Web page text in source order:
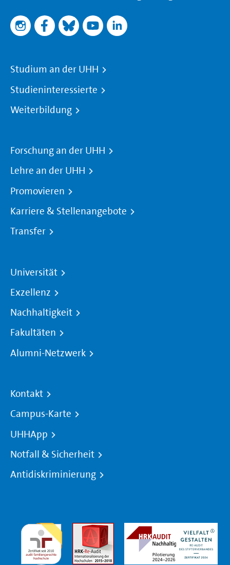
Studium an der UHH
Studieninteressierte
Weiterbildung
Forschung an der UHH
Lehre an der UHH
Promovieren
Karriere & Stellenangebote
Transfer
Universität
Exzellenz
Nachhaltigkeit
Fakultäten
Alumni-Netzwerk
Kontakt
Campus-Karte
UHHApp
Notfall & Sicherheit
Antidiskriminierung